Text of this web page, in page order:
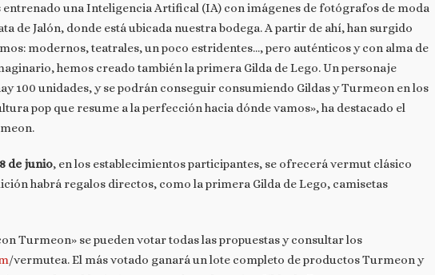
entrenado una Inteligencia Artifical (IA) con imágenes de fotógrafos de moda
de Jalón, donde está ubicada nuestra bodega. A partir de ahí, han surgido
modernos, teatrales, un poco estridentes…, pero auténticos y con alma de
hemos creado también la primera Gilda de Lego. Un personaje
100 unidades, y se podrán conseguir consumiendo Gildas y Turmeon en los
pop que resume a la perfección hacia dónde vamos», ha destacado el
de junio, en los establecimientos participantes, se ofrecerá vermut clásico
habrá regalos directos, como la primera Gilda de Lego, camisetas
Turmeon» se pueden votar todas las propuestas y consultar los
/vermutea. El más votado ganará un lote completo de productos Turmeon y